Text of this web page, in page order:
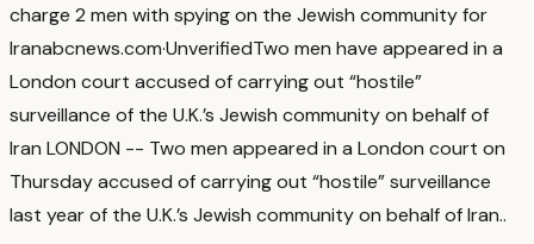
charge 2 men with spying on the Jewish community for
Iranabcnews.com·UnverifiedTwo men have appeared in a
London court accused of carrying out “hostile”
surveillance of the U.K.’s Jewish community on behalf of
Iran LONDON -- Two men appeared in a London court on
Thursday accused of carrying out “hostile” surveillance
last year of the U.K.’s Jewish community on behalf of Iran..